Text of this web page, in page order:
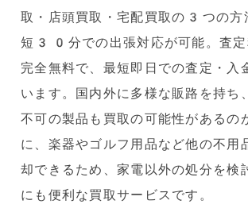
取・店頭買取・宅配買取の3つの方
短30分での出張対応が可能。査定
完全無料で、最短即日での査定・入
います。国内外に多様な販路を持ち
不可の製品も買取の可能性があるの
に、楽器やゴルフ用品など他の不用
却できるため、家電以外の処分を検
にも便利な買取サービスです。